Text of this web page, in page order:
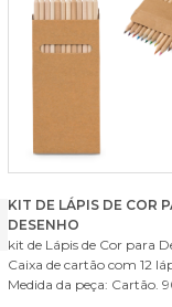
KIT DE LÁPIS DE COR
DESENHO
kit de Lápis de Cor para
Caixa de cartão com 12
Medida da peça: Cartão.